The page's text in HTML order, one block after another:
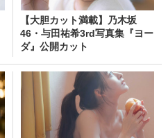
【大胆カット満載】乃木坂
46・与田祐希3rd写真集『ヨー
ダ』公開カット